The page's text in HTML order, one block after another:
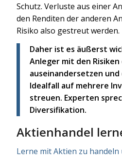
Schutz. Verluste aus einer
den Renditen der anderen
Risiko also gestreut werden.
Daher ist es äußerst
Anleger mit den
auseinandersetzen und
Idealfall auf mehrere
streuen. Experten
Diversifikation.
Aktienhandel
Lerne mit Aktien zu